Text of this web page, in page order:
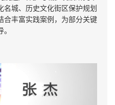
城、历史文化街区保护规划
合丰富实践案例，为部分关键